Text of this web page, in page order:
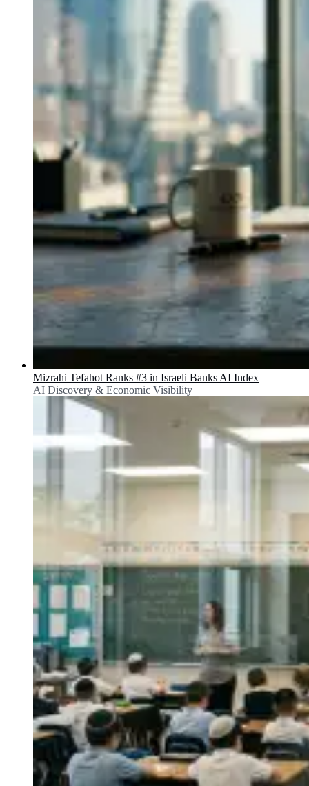
Mizrahi Tefahot Ranks #3 in Israeli Banks AI Index
AI Discovery & Economic Visibility